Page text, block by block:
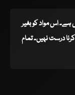
ہے۔ اس مواد کو بغیر
درست نہیں۔ تمام